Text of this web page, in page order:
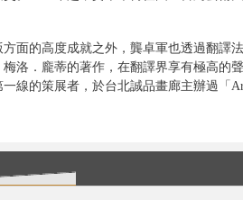
面的高度成就之外，龔卓軍也透過翻譯
洛．龐蒂的著作，在翻譯界享有極高的
線的策展者，於台北誠品畫廊主辦過「